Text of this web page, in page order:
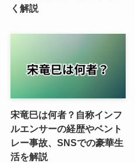
く解説
宋竜巳は何者？自称インフ
ルエンサーの経歴やベント
レー事故、SNSでの豪華生
活を解説